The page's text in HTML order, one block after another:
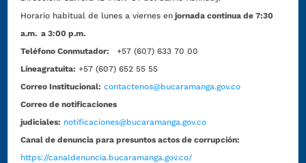
Horario habitual de lunes a viernes en jornada continua de 7:30
a.m. a 3:00 p.m.
Teléfono Conmutador:
+57 (607) 633 70 00
Líneagratuita: +57 (607) 652 55 55
Correo Institucional: contactenos@bucaramanga.gov.co
Correo de notificaciones
judiciales: notificaciones@bucaramanga.gov.co
Canal de denuncia para presuntos actos de corrupción:
https://canaldenuncia.bucaramanga.gov.co/